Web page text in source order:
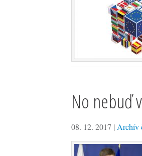
No nebuď
08. 12. 2017 | Archív